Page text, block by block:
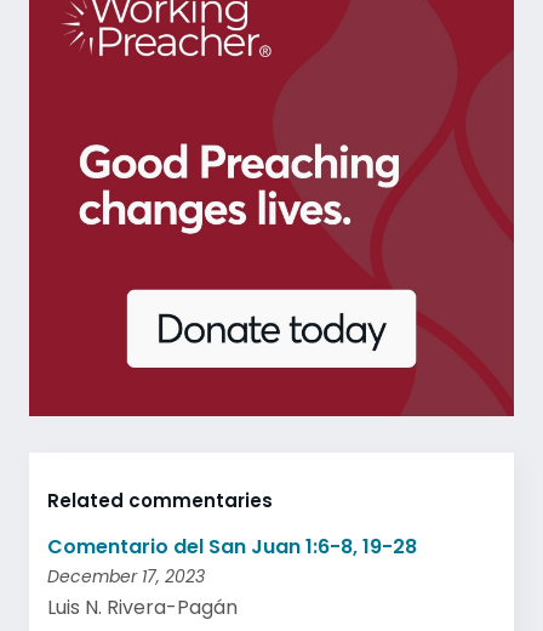
Related commentaries
Comentario del San Juan 1:6-8, 19-28
December 17, 2023
Luis N. Rivera-Pagán